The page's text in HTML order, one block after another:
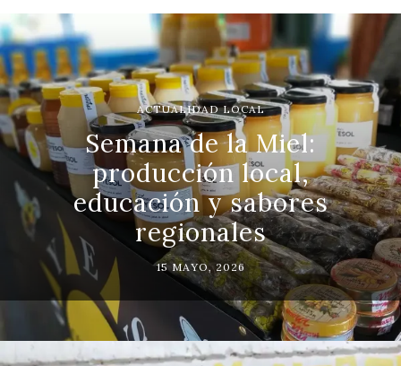
ACTUALIDAD LOCAL
Semana de la Miel:
producción local,
educación y sabores
regionales
15 MAYO, 2026